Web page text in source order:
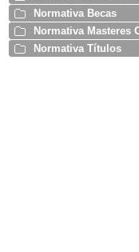
Normativa Becas
Normativa Masteres
Normativa Títulos